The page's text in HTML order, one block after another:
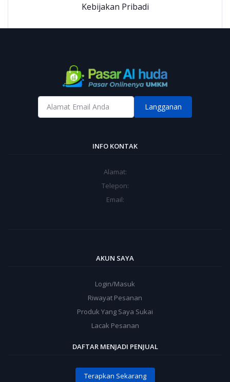
Kebijakan Pribadi
Langganan
INFO KONTAK
Alamat:
Telepon:
Email:
AKUN SAYA
Login/Masuk
Riwayat Pesanan
Produk Yang Saya Sukai
Lacak Pesanan
DAFTAR MENJADI PENJUAL
Terapkan Sekarang